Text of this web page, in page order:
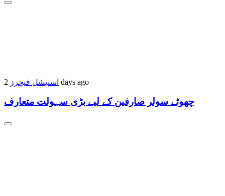
اسپیشل فیچرز 2 days ago
چھوٹے سولر صارفین کے لیے بڑی سہولت متعارف